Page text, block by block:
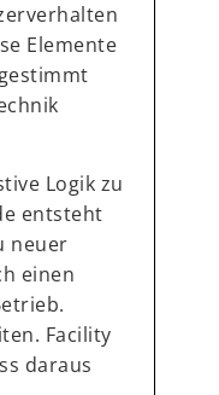
Elemente
Logik zu
entsteht
neuer
einen
Facility
daraus